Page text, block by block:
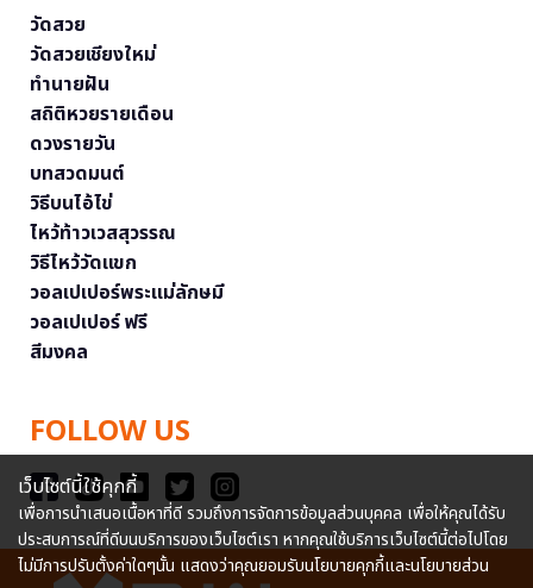
วัดสวย
วัดสวยเชียงใหม่
ทำนายฝัน
สถิติหวยรายเดือน
ดวงรายวัน
บทสวดมนต์
วิธีบนไอ้ไข่
ไหว้ท้าวเวสสุวรรณ
วิธีไหว้วัดแขก
วอลเปเปอร์พระแม่ลักษมี
วอลเปเปอร์ ฟรี
สีมงคล
FOLLOW US
เว็บไซต์นี้ใช้คุกกี้
เพื่อการนำเสนอเนื้อหาที่ดี รวมถึงการจัดการข้อมูลส่วนบุคคล เพื่อให้คุณได้รับ
ประสบการณ์ที่ดีบนบริการของเว็บไซต์เรา หากคุณใช้บริการเว็บไซต์นี้ต่อไปโดย
ไม่มีการปรับตั้งค่าใดๆนั้น แสดงว่าคุณยอมรับนโยบายคุกกี้และนโยบายส่วน